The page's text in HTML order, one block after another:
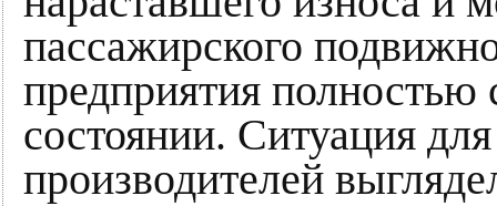
пассажирского
предприятия полностью
состоянии. Ситуация
производителей